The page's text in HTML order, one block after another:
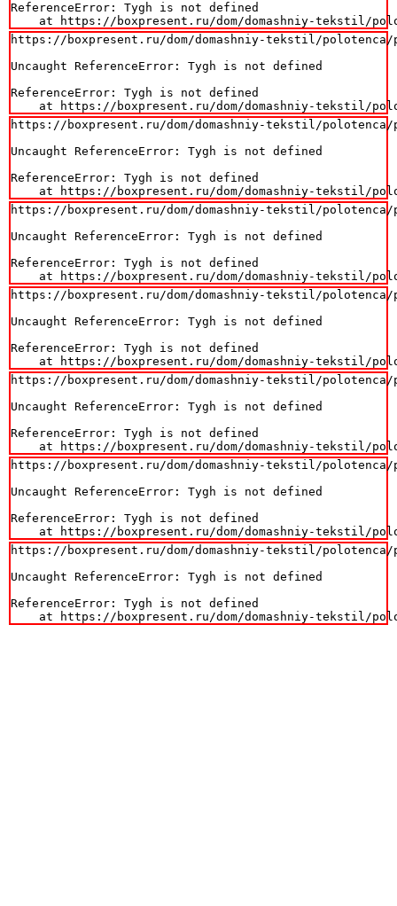
ReferenceError: Tygh is not defined
at https://boxpresent.ru/dom/domashniy-tekstil/
https://boxpresent.ru/dom/domashniy-tekstil/polotenca/
Uncaught ReferenceError: Tygh is not defined
ReferenceError: Tygh is not defined
at https://boxpresent.ru/dom/domashniy-tekstil/
https://boxpresent.ru/dom/domashniy-tekstil/polotenca/
Uncaught ReferenceError: Tygh is not defined
ReferenceError: Tygh is not defined
at https://boxpresent.ru/dom/domashniy-tekstil/
https://boxpresent.ru/dom/domashniy-tekstil/polotenca/
Uncaught ReferenceError: Tygh is not defined
ReferenceError: Tygh is not defined
at https://boxpresent.ru/dom/domashniy-tekstil/
https://boxpresent.ru/dom/domashniy-tekstil/polotenca/
Uncaught ReferenceError: Tygh is not defined
ReferenceError: Tygh is not defined
at https://boxpresent.ru/dom/domashniy-tekstil/
https://boxpresent.ru/dom/domashniy-tekstil/polotenca/
Uncaught ReferenceError: Tygh is not defined
ReferenceError: Tygh is not defined
at https://boxpresent.ru/dom/domashniy-tekstil/
https://boxpresent.ru/dom/domashniy-tekstil/polotenca/
Uncaught ReferenceError: Tygh is not defined
ReferenceError: Tygh is not defined
at https://boxpresent.ru/dom/domashniy-tekstil/
https://boxpresent.ru/dom/domashniy-tekstil/polotenca/
Uncaught ReferenceError: Tygh is not defined
ReferenceError: Tygh is not defined
at https://boxpresent.ru/dom/domashniy-tekstil/